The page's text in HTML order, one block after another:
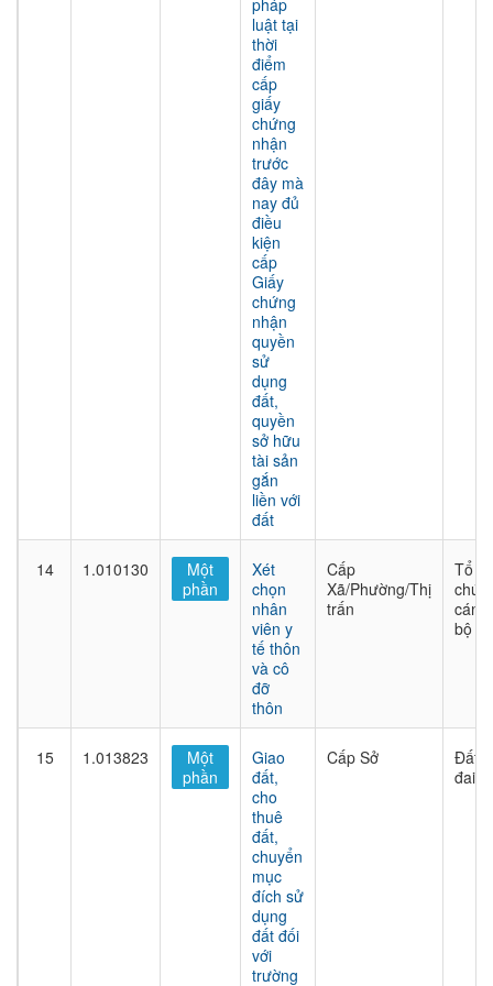
pháp
luật tại
thời
điểm
cấp
giấy
chứng
nhận
trước
đây mà
nay đủ
điều
kiện
cấp
Giấy
chứng
nhận
quyền
sử
dụng
đất,
quyền
sở hữu
tài sản
gắn
liền với
đất
14 1.010130
Một
phần
Xét
chọn
nhân
viên y
tế thôn
và cô
đỡ
thôn
Cấp
Xã/Phường/Thị
trấn
Tổ
chức
cán
bộ
15 1.013823
Một
phần
Giao
đất,
cho
thuê
đất,
chuyển
mục
đích sử
dụng
đất đối
với
trường
Cấp Sở
Đất
đai